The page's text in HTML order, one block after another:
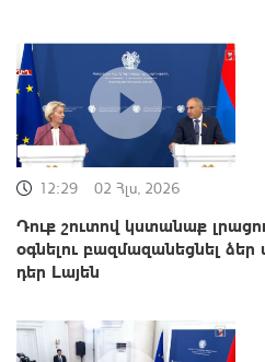
12:29 02 Հլս, 2026
Դուք շուտով կստանաք
օգնելու բազմազանեցնել
դեր Լայեն